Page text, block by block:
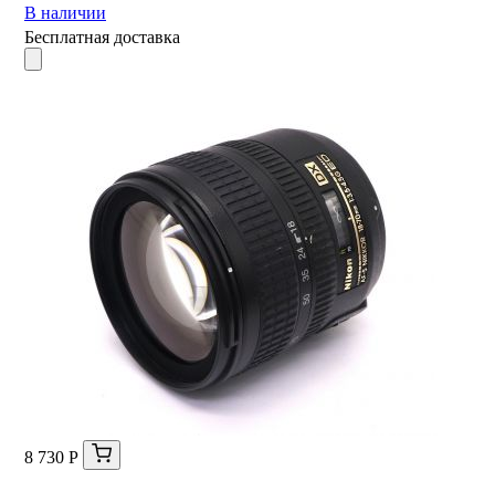
В наличии
Бесплатная доставка
8 730 Р